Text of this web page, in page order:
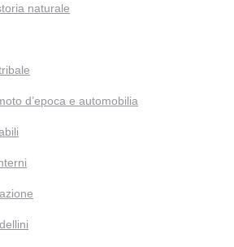
naturale
d’epoca e automobilia